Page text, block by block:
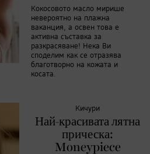
Кокосовото масло мирише
невероятно на плажна
ваканция, а освен това е
активна съставка за
разкрасяване! Нека Ви
споделим как се отразява
благотворно на кожата и
косата.
Кичури
Най-красивата лятна
прическа:
Moneypiece